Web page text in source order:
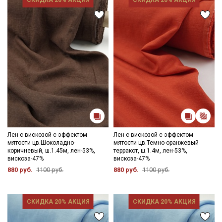
зависимости от партии.
Внимание! Ткань Сорт2, цена установлена с учетом дефектов.
Описание дефектов: фон ткани неравномерно окрашен,
имеются продольные белесые полосы.
Ширина ткани ±1см. Просим учитывать это при заказе.
Лен с вискозой с эффектом
мятости цв.Шоколадно-
коричневый, ш.1.45м, лен-53%,
вискоза-47%
880 руб. 1100 руб.
Лен с вискозой с эффектом
мятости цв.Темно-оранжевый
терракот, ш.1.4м, лен-53%,
вискоза-47%
880 руб. 1100 руб.
СКИДКА 20% АКЦИЯ СКИДКА 20% АКЦИЯ